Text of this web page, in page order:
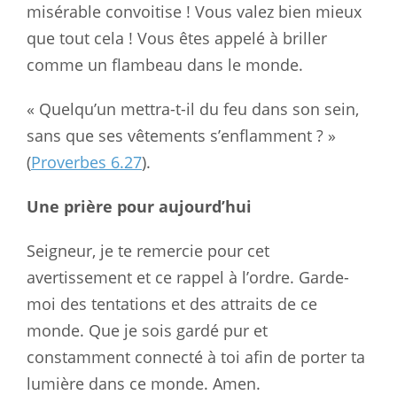
misérable convoitise ! Vous valez bien mieux
que tout cela ! Vous êtes appelé à briller
comme un flambeau dans le monde.
« Quelqu’un mettra-t-il du feu dans son sein,
sans que ses vêtements s’enflamment ? »
(Proverbes 6.27).
Une prière pour aujourd’hui
Seigneur, je te remercie pour cet
avertissement et ce rappel à l’ordre. Garde-
moi des tentations et des attraits de ce
monde. Que je sois gardé pur et
constamment connecté à toi afin de porter ta
lumière dans ce monde. Amen.